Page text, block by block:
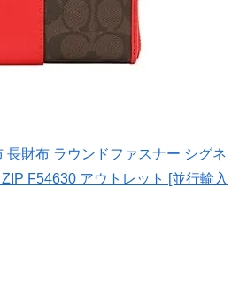
長財布 ラウンドファスナー シグネ
F54630 アウトレット [並行輸入